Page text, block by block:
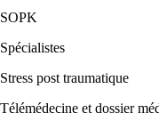
SOPK
Spécialistes
Stress post traumatique
Télémédecine et dossier